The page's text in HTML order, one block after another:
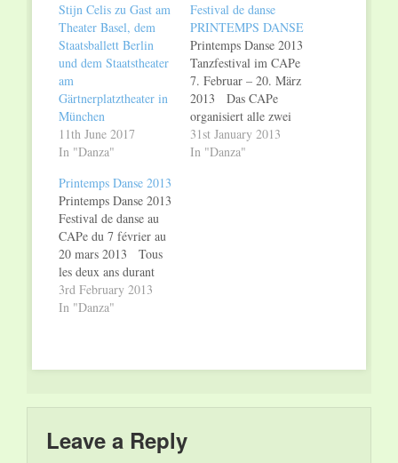
Stijn Celis zu Gast am
Theater Basel, dem
Staatsballett Berlin
und dem Staatstheater
am
Gärtnerplatztheater in
München
11th June 2017
In "Danza"
Festival de danse
PRINTEMPS DANSE
Printemps Danse 2013
Tanzfestival im CAPe
7. Februar – 20. März
2013 Das CAPe
organisiert alle zwei
Jahre das Tanzfestival
PRINTEMPS
31st January 2013
In "Danza"
Printemps Danse 2013
Printemps Danse 2013
Festival de danse au
CAPe du 7 février au
20 mars 2013 Tous
les deux ans durant
son festival de danse
PRINTEMPS
nouvelle création…
3rd February 2013
In "Danza"
Leave a Reply